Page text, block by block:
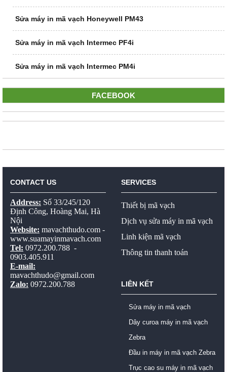
Sửa máy in mã vạch Honeywell PM43
Sửa máy in mã vạch Intermec PF4i
Sửa máy in mã vạch Intermec PM4i
FACEBOOK
CONTACT US
Address: Số 33/245/120
Định Công, Hoàng Mai, Hà
Nội
Website: mavachthudo.com -
www.suamayinmavach.com
Tel: 0972.200.788 -
0903.405.911
E-mail:
mavachthudo@gmail.com
Zalo: 0972.200.788
SERVICES
Thiết bị mã vạch
Dịch vụ sửa máy in mã vạch
Linh kiện mã vạch
Thông tin thanh toán
LIÊN KẾT
Sửa máy in mã vạch
Dây curoa máy in mã vạch
Zebra
Đầu in máy in mã vạch Zebra
Trục cao su máy in mã vạch